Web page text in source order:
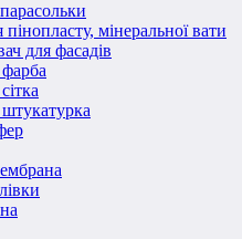
мінеральної вати
для фасадів